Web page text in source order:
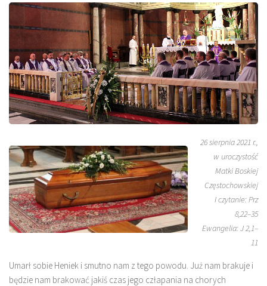
26 sierpnia 2021 r.,
w uroczystość
Matki Boskiej
Częstochowskiej
I czytanie: Prz
8,22–35
Ewangelia: J 2,1–
11
Umarł sobie Heniek i smutno nam z tego powodu. Już nam brakuje i
będzie nam brakować jakiś czas jego człapania na chorych